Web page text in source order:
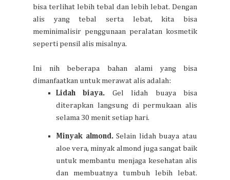
bisa terlihat lebih tebal dan lebih lebat. Dengan
alis yang tebal serta lebat, kita bisa
meminimalisir penggunaan peralatan kosmetik
seperti pensil alis misalnya.
Ini nih beberapa bahan alami yang bisa
dimanfaatkan untuk merawat alis adalah:
Lidah biaya. Gel lidah buaya bisa
diterapkan langsung di permukaan alis
selama 30 menit setiap hari.
Minyak almond.Selain lidah buaya atau
aloe vera, minyak almond juga sangat baik
untuk membantu menjaga kesehatan alis
dan membuatnya tumbuh lebih lebat.